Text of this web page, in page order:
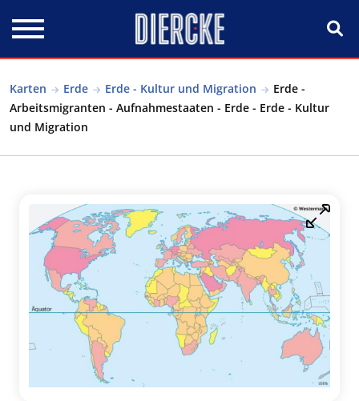
Karten Erde Erde - Kultur und Migration
Erde -
Arbeitsmigranten - Aufnahmestaaten - Erde - Erde - Kultur
und Migration